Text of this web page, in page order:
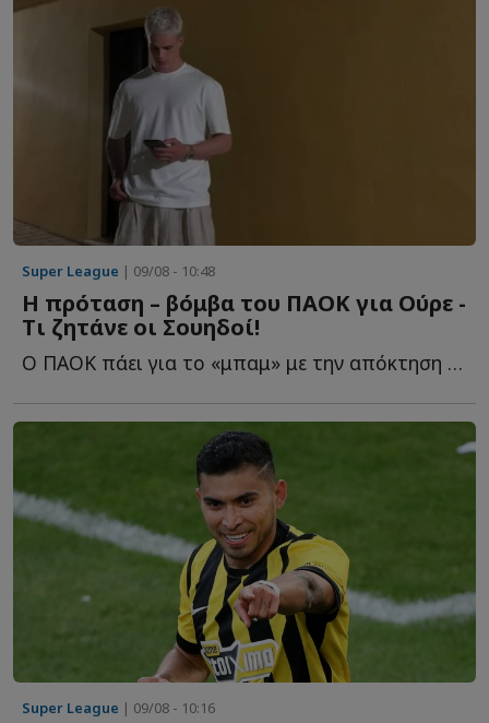
Super League | 09/08 - 10:48
Η πρόταση – βόμβα του ΠΑΟΚ για Ούρε -
Tι ζητάνε οι Σουηδοί!
Ο ΠΑΟΚ πάει για το «μπαμ» με την απόκτηση του 22χρονου σ...
Super League | 09/08 - 10:16